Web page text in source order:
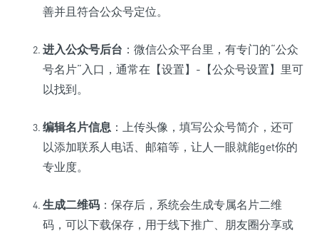
善并且符合公众号定位。
进入公众号后台 ：微信公众平台里，有专门的“公众
号名片”入口，通常在【设置】-【公众号设置】里可
以找到。
编辑名片信息 ：上传头像，填写公众号简介，还可
以添加联系人电话、邮箱等，让人一眼就能get你的
专业度。
生成二维码 ：保存后，系统会生成专属名片二维
码，可以下载保存，用于线下推广、朋友圈分享或